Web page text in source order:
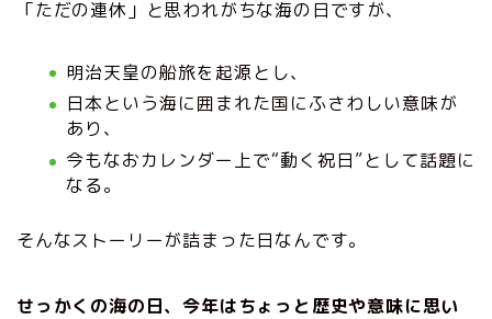
「ただの連休」と思われがちな海の日ですが、
明治天皇の船旅を起源とし、
日本という海に囲まれた国にふさわしい意味が
あり、
今もなおカレンダー上で“動く祝日”として話題に
なる。
そんなストーリーが詰まった日なんです。
せっかくの海の日、今年はちょっと歴史や意味に思い